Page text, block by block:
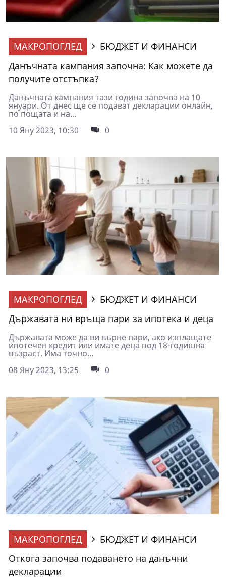
МАКРОПОГЛЕД
БЮДЖЕТ И ФИНАНСИ
Данъчната кампания започна: Как можете да
получите oтстъпка?
Данъчната кампания тази година започва на 10
януари. От днес ще се подават декларации онлайн,
по пощата и на...
10 Яну 2023, 10:30
0
МАКРОПОГЛЕД
БЮДЖЕТ И ФИНАНСИ
Държавата ни връща пари за ипотека и деца
Държавата може да ви върне пари, ако изплащате
ипотечен кредит или имате деца под 18-годишна
възраст. Има точно...
08 Яну 2023, 13:25
0
МАКРОПОГЛЕД
БЮДЖЕТ И ФИНАНСИ
Откога започва подаването на данъчни
декларации